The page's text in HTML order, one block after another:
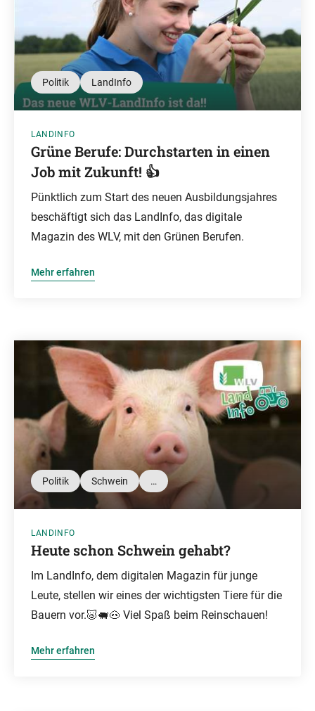
Politik LandInfo
LANDINFO
Grüne Berufe: Durchstarten in einen
Job mit Zukunft! 👍
Pünktlich zum Start des neuen Ausbildungsjahres
beschäftigt sich das LandInfo, das digitale
Magazin des WLV, mit den Grünen Berufen.
Mehr erfahren
Politik Schwein …
LANDINFO
Heute schon Schwein gehabt?
Im LandInfo, dem digitalen Magazin für junge
Leute, stellen wir eines der wichtigsten Tiere für die
Bauern vor.🐷🐖🐽 Viel Spaß beim Reinschauen!
Mehr erfahren